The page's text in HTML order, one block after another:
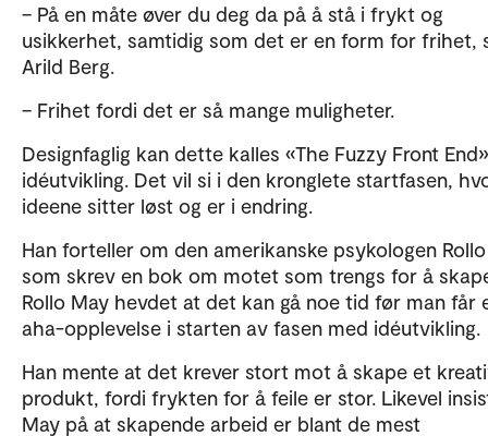
– På en måte øver du deg da på å stå i frykt og
usikkerhet, samtidig som det er en form for frihet,
Arild Berg.
– Frihet fordi det er så mange muligheter.
Designfaglig kan dette kalles «The Fuzzy Front
idéutvikling. Det vil si i den kronglete startfasen,
ideene sitter løst og er i endring.
Han forteller om den amerikanske psykologen
som skrev en bok om motet som trengs for å
Rollo May hevdet at det kan gå noe tid før man får
aha-opplevelse i starten av fasen med idéutvikling.
Han mente at det krever stort mot å skape et
produkt, fordi frykten for å feile er stor. Likevel
May på at skapende arbeid er blant de mest